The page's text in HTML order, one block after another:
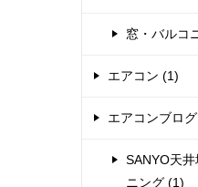
窓・バルコ
エアコン (1)
エアコンブロ
SANYO天
ニング (1)